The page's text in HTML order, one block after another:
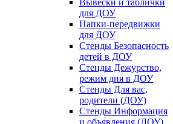
Вывески и таблички
для ДОУ
Папки-передвижки
для ДОУ
Стенды Безопасность
детей в ДОУ
Стенды Дежурство,
режим дня в ДОУ
Стенды Для вас,
родители (ДОУ)
Стенды Информация
и объявления (ДОУ)